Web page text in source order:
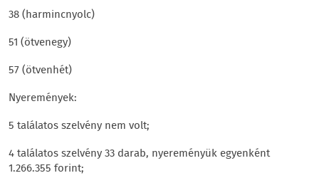
38 (harmincnyolc)
51 (ötvenegy)
57 (ötvenhét)
Nyeremények:
5 találatos szelvény nem volt;
4 találatos szelvény 33 darab, nyereményük egyenként
1.266.355 forint;